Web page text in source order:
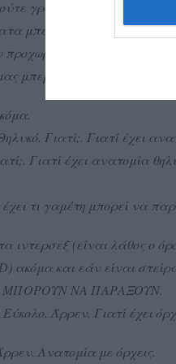
γράμματα αλλά στην
μπερδεμένα όπως
σε
μπερδέψει.
Γιατί;. Γιατί έχει
Γιατί έχει ανατομία
τι γαμέτη μπορεί να
(είναι λάθος ο
ακόμα και εάν είναι
ΜΠΟΡΟΎΝ ΝΑ ΠΑΡΑΞΟΥΝ.
Εύκολο. Άρρεν. Γιατί έχει
Ανατομία με όρχεις.